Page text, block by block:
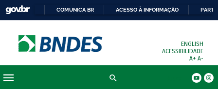
COMUNICA BR ACESSO À INFORMAÇÃO
ENGLISH
ACESSIBILIDADE
A+ A-